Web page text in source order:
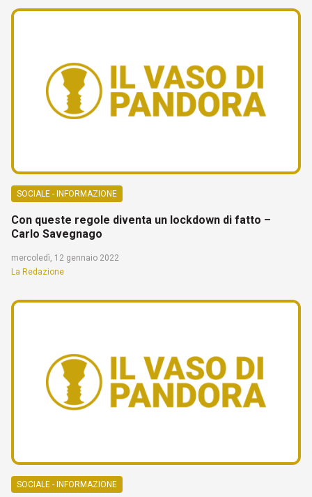
SOCIALE - INFORMAZIONE
Con queste regole diventa un lockdown di fatto –
Carlo Savegnago
mercoledì, 12 gennaio 2022
La Redazione
SOCIALE - INFORMAZIONE